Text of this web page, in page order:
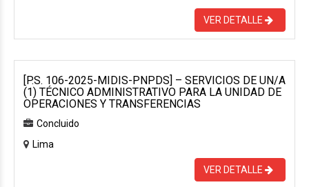
VER DETALLE
[P.S. 106-2025-MIDIS-PNPDS] – SERVICIOS DE UN/A
(1) TÉCNICO ADMINISTRATIVO PARA LA UNIDAD DE
OPERACIONES Y TRANSFERENCIAS
Concluido
Lima
VER DETALLE